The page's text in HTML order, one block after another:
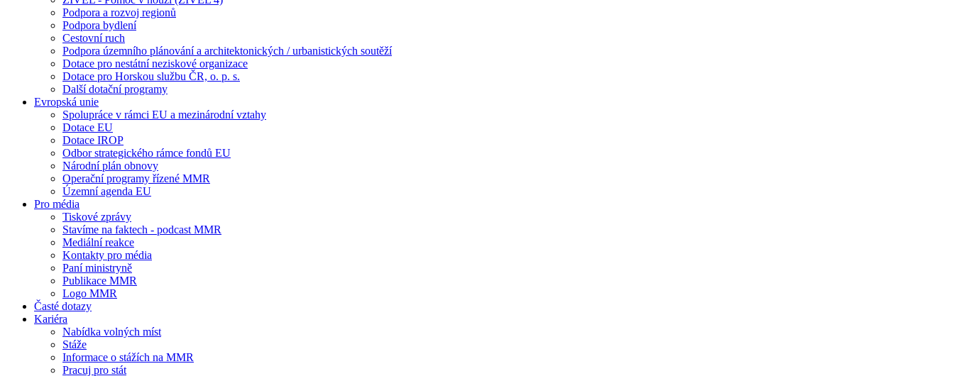
Podpora a rozvoj regionů
Podpora bydlení
Cestovní ruch
Podpora územního plánování a architektonických / urbanistických soutěží
Dotace pro nestátní neziskové organizace
Dotace pro Horskou službu ČR, o. p. s.
Další dotační programy
Evropská unie
Spolupráce v rámci EU a mezinárodní vztahy
Dotace EU
Dotace IROP
Odbor strategického rámce fondů EU
Národní plán obnovy
Operační programy řízené MMR
Územní agenda EU
Pro média
Tiskové zprávy
Stavíme na faktech - podcast MMR
Mediální reakce
Kontakty pro média
Paní ministryně
Publikace MMR
Logo MMR
Časté dotazy
Kariéra
Nabídka volných míst
Stáže
Informace o stážích na MMR
Pracuj pro stát